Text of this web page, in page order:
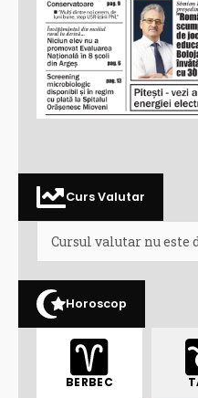
Curs Valutar
Cursul valutar nu
Horoscop
BERBEC